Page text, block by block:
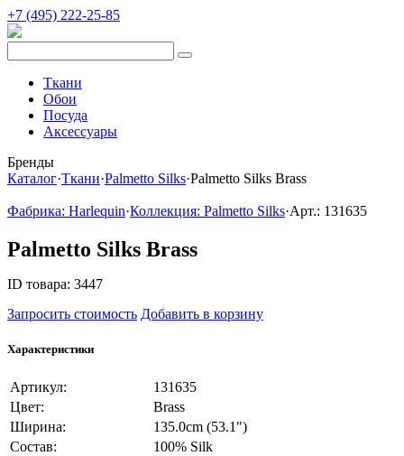
+7 (495) 222-25-85
Ткани
Обои
Посуда
Аксессуары
Бренды
Каталог·Ткани·Palmetto Silks·Palmetto Silks Brass
Фабрика: Harlequin·Коллекция: Palmetto Silks·Арт.: 131635
Palmetto Silks Brass
ID товара: 3447
Запросить стоимость Добавить в корзину
Характеристики
Артикул:
131635
Цвет:
Brass
Ширина:
135.0cm (53.1")
Состав:
100% Silk